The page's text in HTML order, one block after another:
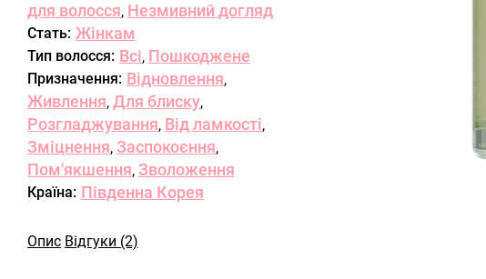
для волосся, Незмивний догляд
Стать: Жінкам
Тип волосся: Всі, Пошкоджене
Призначення: Відновлення,
Живлення, Для блиску,
Розгладжування, Від ламкості,
Зміцнення, Заспокоєння,
Пом'якшення, Зволоження
Країна: Південна Корея
Опис Відгуки (2)